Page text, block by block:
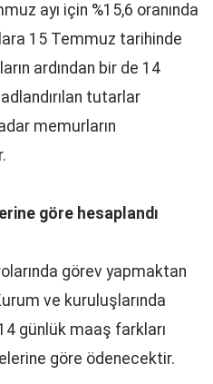
ayı için %15,6 oranında
15 Temmuz tarihinde
ardından bir de 14
tutarlar
memurların
göre hesaplandı
görev yapmaktan
ve kuruluşlarında
günlük maaş farkları
göre ödenecektir.